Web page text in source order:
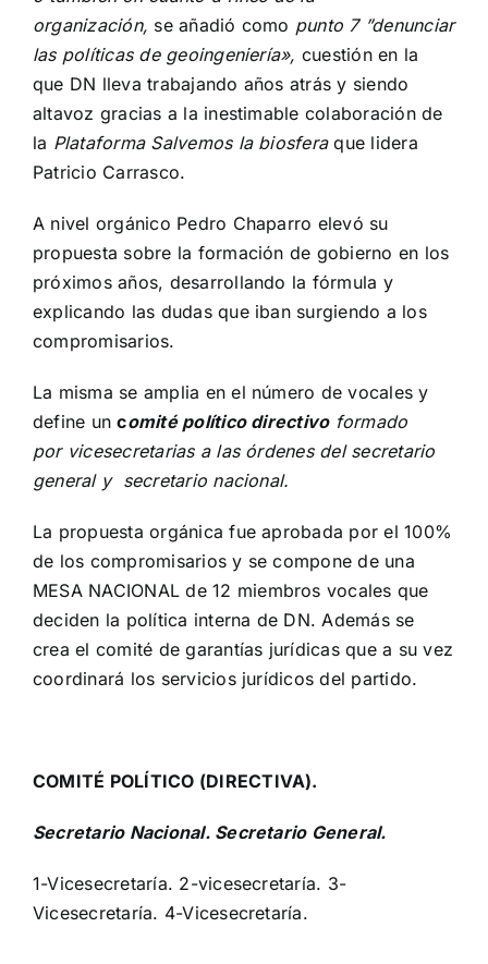
organización, se añadió como punto 7 ”denunciar
las políticas de geoingeniería», cuestión en la
que DN lleva trabajando años atrás y siendo
altavoz gracias a la inestimable colaboración de
la Plataforma Salvemos la biosferaque lidera
Patricio Carrasco.
A nivel orgánico Pedro Chaparro elevó su
propuesta sobre la formación de gobierno en los
próximos años, desarrollando la fórmula y
explicando las dudas que iban surgiendo a los
compromisarios.
La misma se amplia en el número de vocales y
define uncomité político directivoformado
por vicesecretarias a las órdenes del secretario
general y secretario nacional.
La propuesta orgánica fue aprobada por el 100%
de los compromisarios y se compone de una
MESA NACIONAL de 12 miembros vocales que
deciden la política interna de DN. Además se
crea el comité de garantías jurídicas que a su vez
coordinará los servicios jurídicos del partido.
COMITÉ POLÍTICO (DIRECTIVA).
Secretario Nacional. Secretario General.
1-Vicesecretaría. 2-vicesecretaría. 3-
Vicesecretaría. 4-Vicesecretaría.